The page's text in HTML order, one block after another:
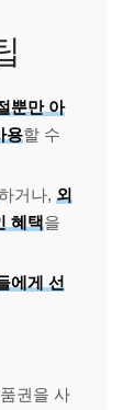
뿐만 아
용할 수
거나, 외
혜택을
에게 선
권을 사